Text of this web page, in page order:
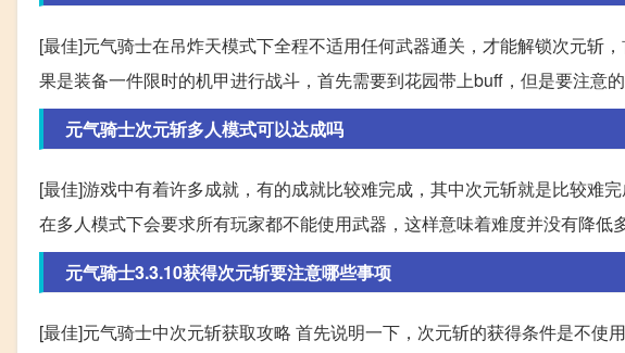
[最佳]元气骑士在吊炸天模式下全程不适用任何武器通关，才能解锁次元斩
果是装备一件限时的机甲进行战斗，首先需要到花园带上buff，但是要注意
元气骑士次元斩多人模式可以达成吗
[最佳]游戏中有着许多成就，有的成就比较难完成，其中次元斩就是比较难
在多人模式下会要求所有玩家都不能使用武器，这样意味着难度并没有降低
元气骑士3.3.10获得次元斩要注意哪些事项
[最佳]元气骑士中次元斩获取攻略 首先说明一下，次元斩的获得条件是不使